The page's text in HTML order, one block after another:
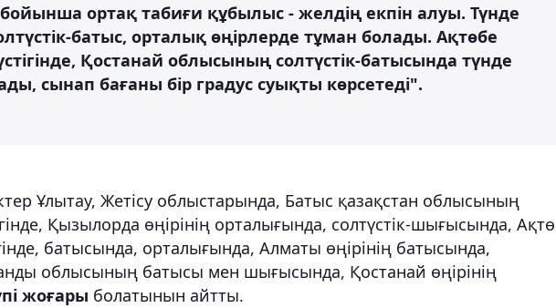
ортақ табиғи құбылыс - желдің екпін алуы. Түнде
батыс, орталық өңірлерде тұман болады. Ақтөбе
Қостанай облысының солтүстік-батысында түнде
сынап бағаны бір градус суықты көрсетеді".
Ұлытау, Жетісу облыстарында, Батыс қазақстан облысының
Қызылорда өңірінің орталығында, солтүстік-шығысында,
батысында, орталығында, Алматы өңірінің батысында,
облысының батысы мен шығысында, Қостанай өңірінің
жоғары болатынын айтты.